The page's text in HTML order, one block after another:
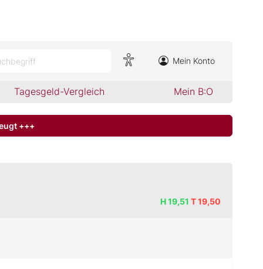
Mein Konto
Tagesgeld-Vergleich Mein B:O
+++
H19,51 T19,50